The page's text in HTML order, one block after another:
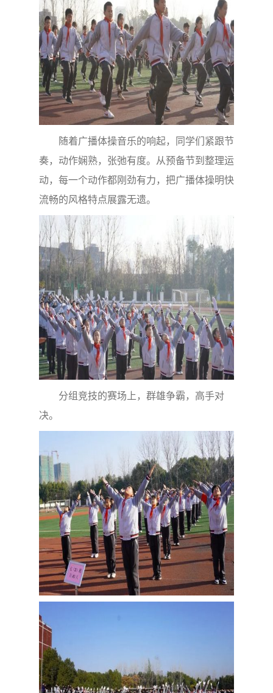
随着广播体操音乐的响起，同学们紧跟节
奏，动作娴熟，张弛有度。从预备节到整理运
动，每一个动作都刚劲有力，把广播体操明快
流畅的风格特点展露无遗。
分组竞技的赛场上，群雄争霸，高手对
决。